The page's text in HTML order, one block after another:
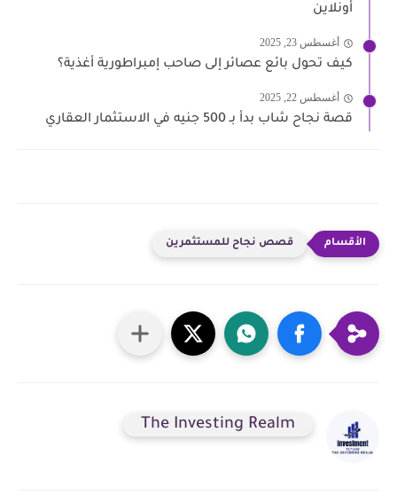
أونلاين
أغسطس 23, 2025
كيف تحول بائع عصائر إلى صاحب إمبراطورية أغذية؟
أغسطس 22, 2025
قصة نجاح شاب بدأ بـ 500 جنيه في الاستثمار العقاري
قصص نجاح للمستثمرين
The Investing Realm